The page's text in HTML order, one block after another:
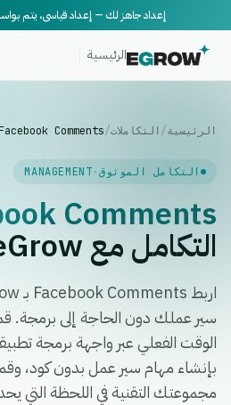
إعداد جاهز لك — إعداد قياسي، يتم
الرئيسية
الرئيسية/ التكاملات/
Comments
التكامل الموثوق·
MANAGEMENT
Comments
التكامل مع eGrow
سير عملك دون الحاجة إلى برمجة. قم
بإنشاء مهام سير عمل بدون كود، وقم
مجموعتك التقنية في اللحظة التي